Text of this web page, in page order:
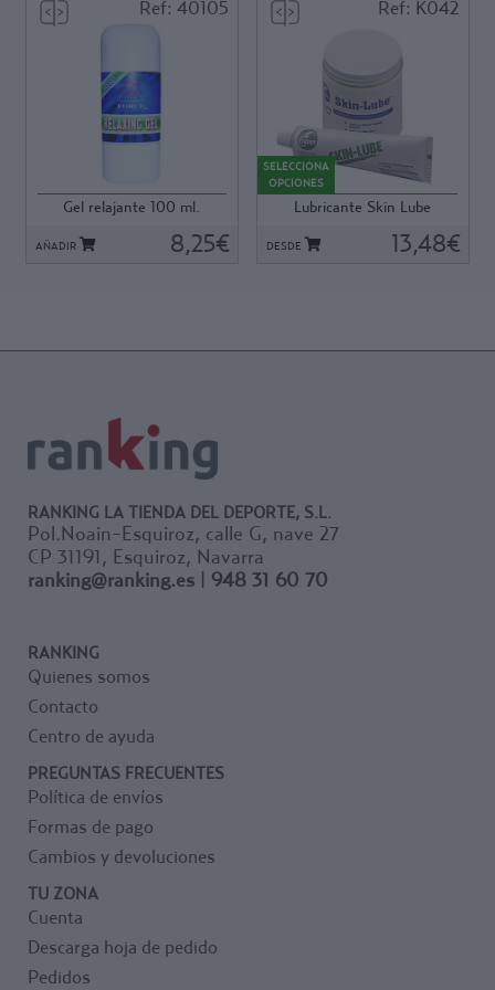
Ref: 40105
Gel relajante 100 ml.
AÑADIR 8,25€
Gel relajante, para después
- Alivia y relaja los músculos
sometidos a esfuerzos.
- Facilita la evacuación de las
tóxinas acentúa la
Ref: K042
SELECCIONA
OPCIONES
Lubricante Skin Lube
DESDE 13,48€
Crema Lubricante anti-
ampollas u rozaduras, con un
punto de fusión superior al de
la vaselina, para una
protección y prevención más
duradera de las zonas de
fricción.
RANKING LA TIENDA DEL DEPORTE, S.L.
Pol.Noain-Esquiroz, calle G, nave 27
CP 31191, Esquiroz, Navarra
ranking@ranking.es
948 31 60 70
RANKING
Quienes somos
Contacto
Centro de ayuda
PREGUNTAS FRECUENTES
Política de envíos
Formas de pago
Cambios y devoluciones
TU ZONA
Cuenta
Descarga hoja de pedido
Pedidos